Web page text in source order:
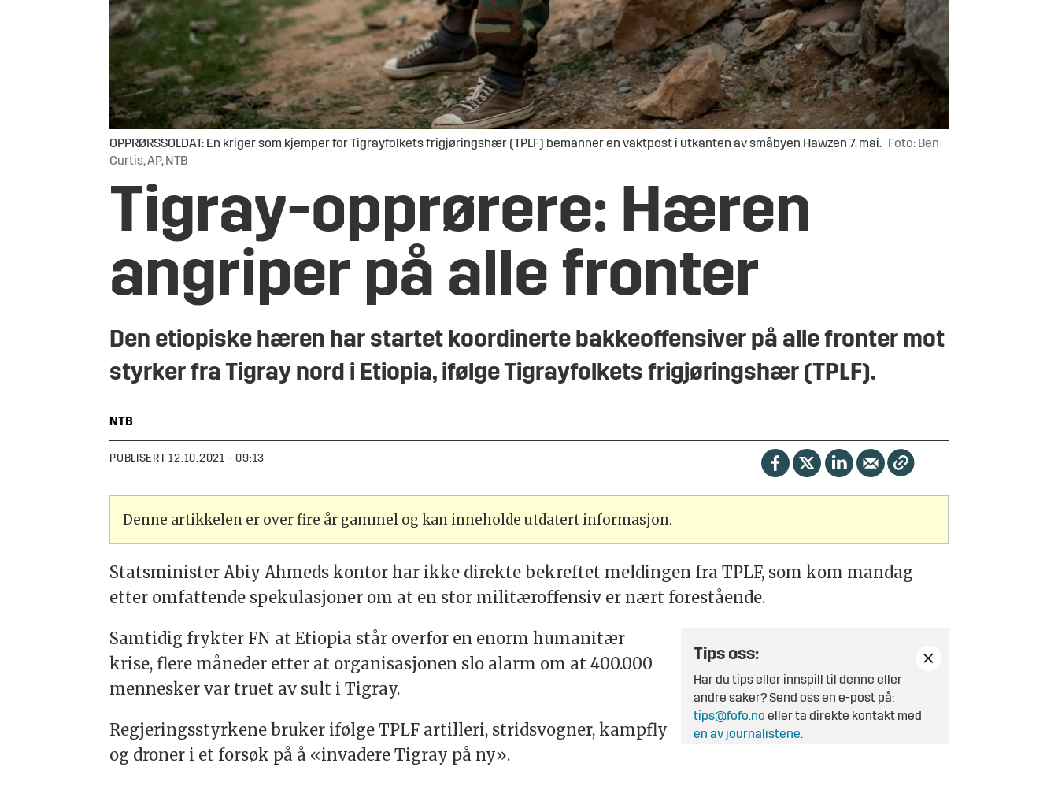
OPPRØRSSOLDAT: En kriger som kjemper for Tigrayfolkets frigjøringshær (TPLF) bemanner en vaktpost i utkanten av småbyen Hawzen 7. mai.
Foto: Ben
Curtis, AP, NTB
Tigray-opprørere: Hæren
angriper på alle fronter
Den etiopiske hæren har startet koordinerte bakkeoffensiver på alle fronter mot
styrker fra Tigray nord i Etiopia, ifølge Tigrayfolkets frigjøringshær (TPLF).
NTB
PUBLISERT 12.10.2021 - 09:13
Denne artikkelen er over fire år gammel og kan inneholde utdatert informasjon.
Statsminister Abiy Ahmeds kontor har ikke direkte bekreftet meldingen fra TPLF, som kom mandag
etter omfattende spekulasjoner om at en stor militæroffensiv er nært forestående.
Tips oss:
Har du tips eller innspill til denne eller
andre saker? Send oss en e-post på:
tips@fofo.no eller ta direkte kontakt med
en av journalistene.
Samtidig frykter FN at Etiopia står overfor en enorm humanitær
krise, flere måneder etter at organisasjonen slo alarm om at 400.000
mennesker var truet av sult iTigray.
Regjeringsstyrkene bruker ifølge TPLF artilleri, stridsvogner, kampfly
og droner i et forsøk på å «invadereTigray på ny».